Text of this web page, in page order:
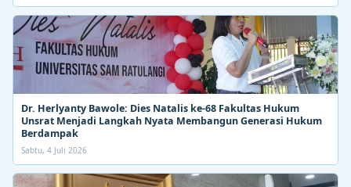
Dr. Herlyanty Bawole: Dies Natalis ke-68 Fakultas Hukum
Unsrat Menjadi Langkah Nyata Membangun Generasi Hukum
Berdampak
Sabtu, 4 Juli 2026